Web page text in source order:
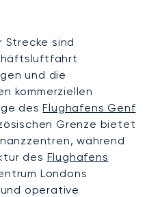
Strecke sind
und die
kommerziellen
desFlughafens Genf
Grenze bietet
während
des Flughafens
Londons
operative